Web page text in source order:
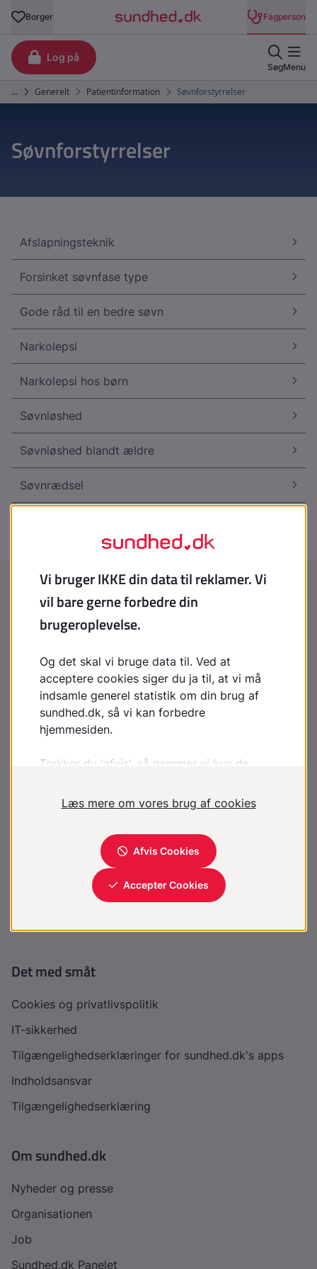
Søvnforstyrrelser
Afslapningsteknik
Forsinket søvnfase type
Gode råd til en bedre søvn
Narkolepsi
Narkolepsi hos børn
Søvnløshed
Søvnløshed blandt ældre
Søvnrædsel